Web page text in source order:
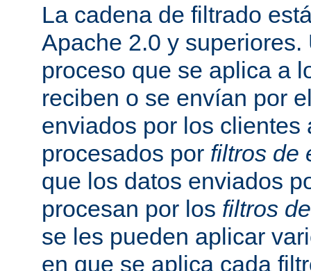
La cadena de filtrado
Apache 2.0 y
proceso que se aplica a
reciben o se envían por
enviados por los clientes
procesados por filtros de
que los datos enviados
procesan por los filtros
se les pueden aplicar
en que se aplica cada